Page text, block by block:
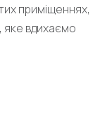
приміщеннях,
яке вдихаємо